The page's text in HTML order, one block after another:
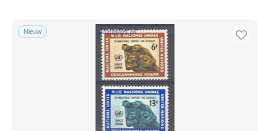
Nieuw